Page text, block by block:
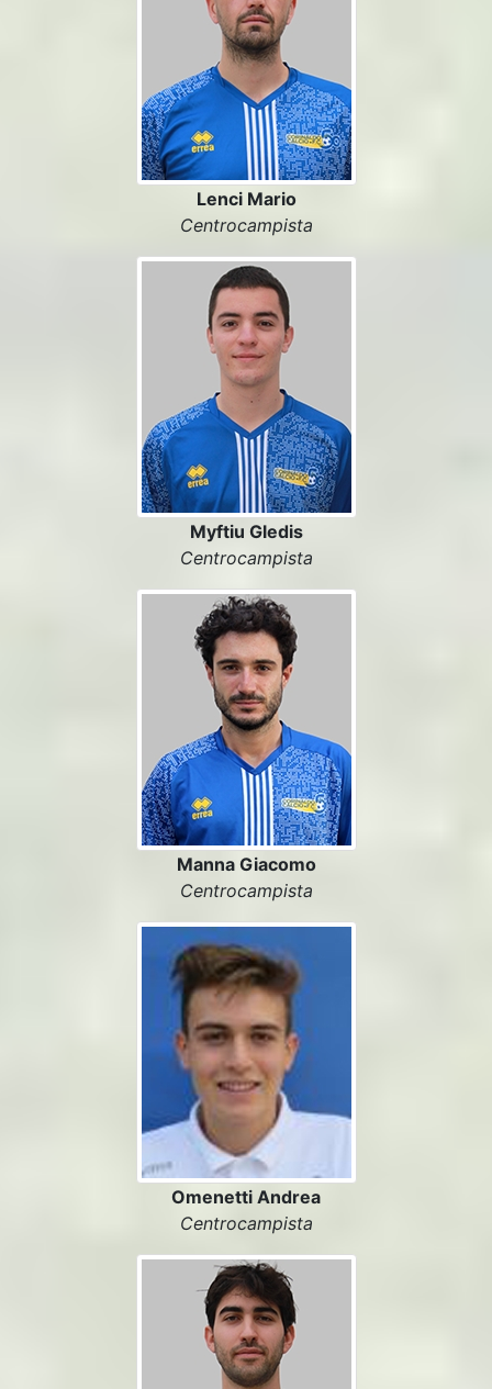
Lenci Mario
Centrocampista
Myftiu Gledis
Centrocampista
Manna Giacomo
Centrocampista
Omenetti Andrea
Centrocampista